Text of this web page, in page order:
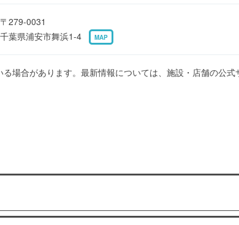
〒279-0031
千葉県浦安市舞浜1-4
MAP
場合があります。最新情報については、施設・店舗の公式